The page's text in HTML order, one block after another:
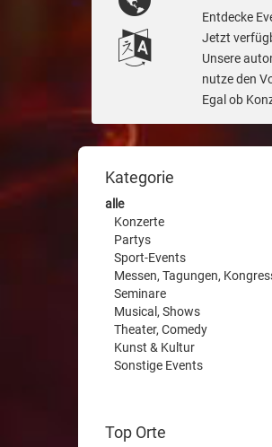
Entdecke
Jetzt
Unsere
nutze den
Egal ob
Kategorie
alle
Konzerte
Partys
Sport-Events
Messen, Tagungen,
Seminare
Musical, Shows
Theater, Comedy
Kunst & Kultur
Sonstige Events
Top Orte